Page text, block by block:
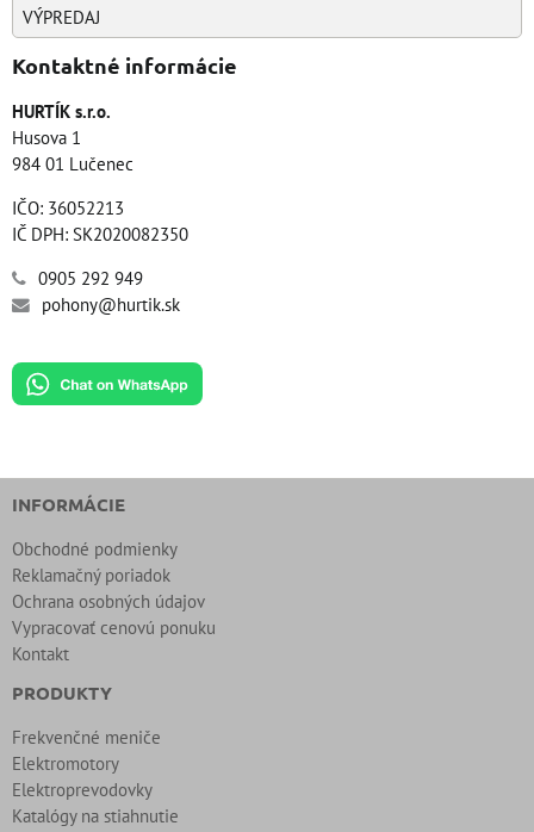
VÝPREDAJ
Kontaktné informácie
HURTÍK s.r.o.
Husova 1
984 01 Lučenec
IČO: 36052213
IČ DPH: SK2020082350
0905 292 949
pohony@hurtik.sk
INFORMÁCIE
Obchodné podmienky
Reklamačný poriadok
Ochrana osobných údajov
Vypracovať cenovú ponuku
Kontakt
PRODUKTY
Frekvenčné meniče
Elektromotory
Elektroprevodovky
Katalógy na stiahnutie